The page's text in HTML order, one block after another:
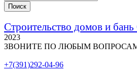
Строительство домов и
2023
ЗВОНИТЕ ПО ЛЮБЫМ
+7(391)292-04-96